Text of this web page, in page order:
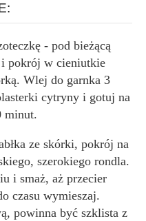
- pod bieżącą
i pokrój w cieniutkie
Wlej do garnka 3
cytryny i gotuj na
minut.
ze skórki, pokrój na
szerokiego rondla.
i smaż, aż przecier
czasu wymieszaj.
powinna być szklista z